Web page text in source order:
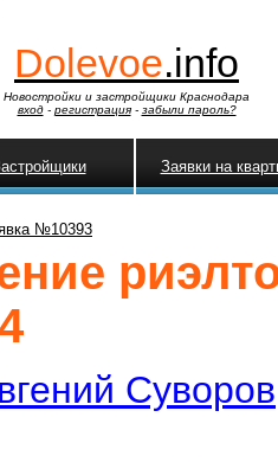
Dolevoe.info
Новостройки и застройщики Краснодара
вход- регистрация- забыли пароль?
Заявки на
№10393
Суворов